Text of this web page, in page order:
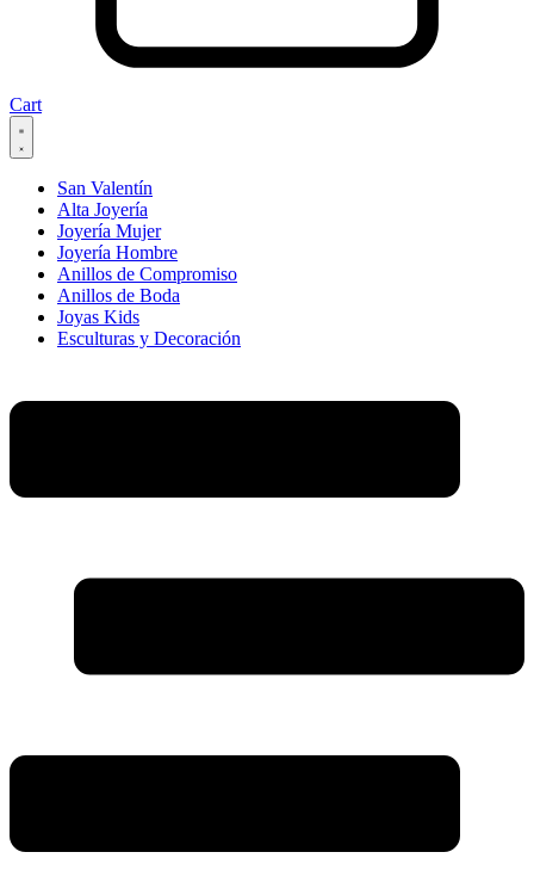
Cart
San Valentín
Alta Joyería
Joyería Mujer
Joyería Hombre
Anillos de Compromiso
Anillos de Boda
Joyas Kids
Esculturas y Decoración